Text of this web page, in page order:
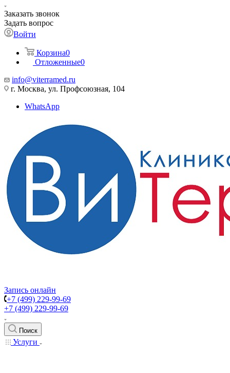
Заказать звонок
Задать вопрос
Войти
Корзина0
Отложенные0
info@viterramed.ru
г. Москва, ул. Профсоюзная, 104
WhatsApp
Запись онлайн
+7 (499) 229-99-69
+7 (499) 229-99-69
Поиск
Услуги